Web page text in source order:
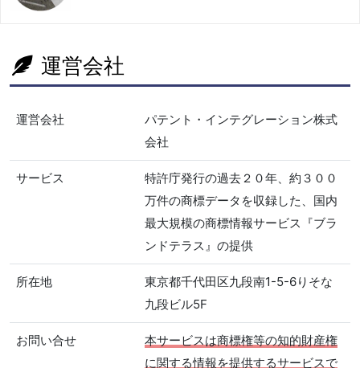
運営会社
運営会社
パテント・インテグレーション株式
会社
サービス
特許庁発行の過去２０年、約３００
万件の商標データを収録した、国内
最大規模の商標情報サービス『ブラ
ンドテラス』の提供
所在地
東京都千代田区九段南1-5-6りそな
九段ビル5F
お問い合せ
本サービスは商標権等の知的財産権
に関する情報を提供するサービスで